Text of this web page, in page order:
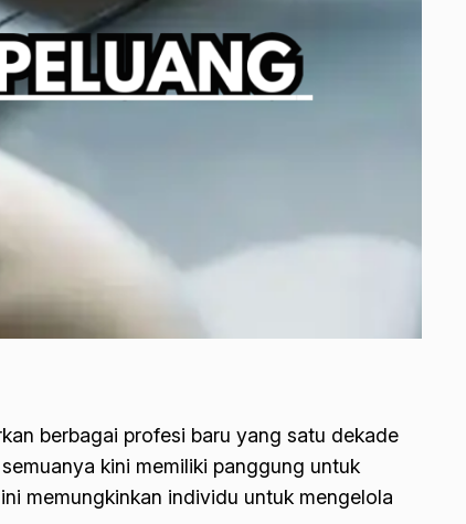
berbagai profesi baru yang satu dekade
kini memiliki panggung untuk
memungkinkan individu untuk mengelola